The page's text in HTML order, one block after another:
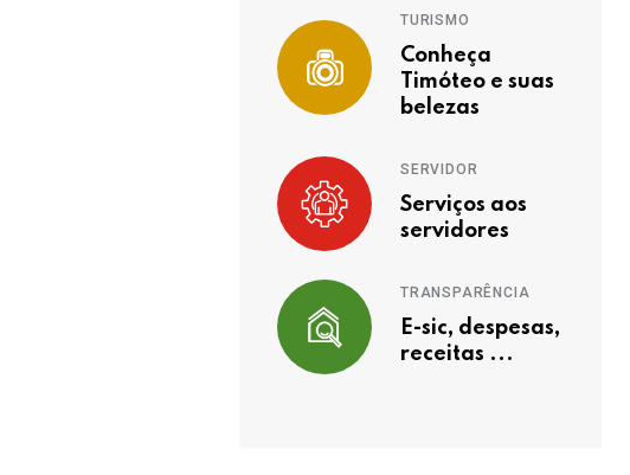
TURISMO
Conheça
Timóteo e suas
belezas
SERVIDOR
Serviços aos
servidores
TRANSPARÊNCIA
E-sic, despesas,
receitas ...